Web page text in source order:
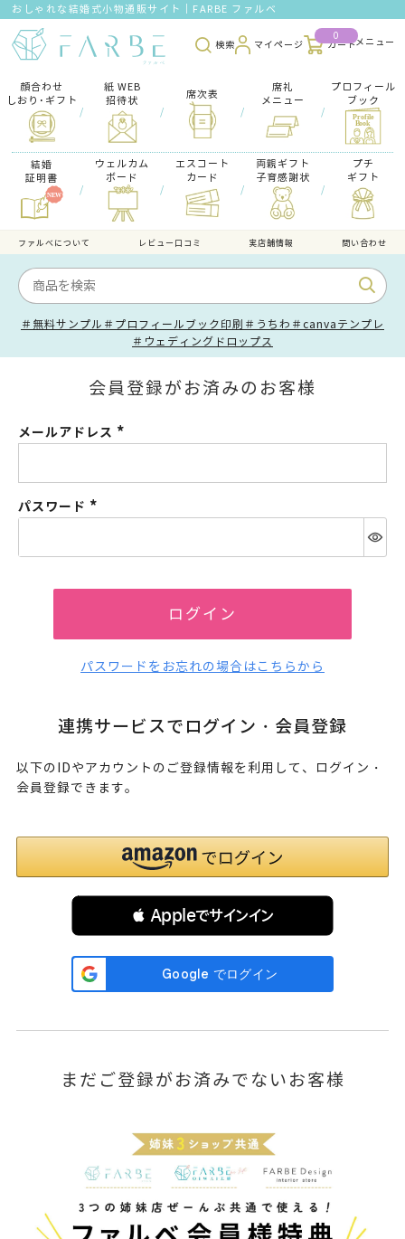
おしゃれな結婚式小物通販サイト｜FARBE ファルベ
検索 マイページ
0
カート
顔合わせ
しおり･ギフト
/
紙 WEB
招待状
/
席次表
/
席礼
メニュー
/
プロフィール
ブック
結婚
証明書
/
ウェルカム
ボード
/
エスコート
カード
/
両親ギフト
子育感謝状
/
プチ
ギフト
ファルべについて レビュー口コミ 実店舗情報 問い合わせ
＃無料サンプル ＃プロフィールブック印刷 ＃うちわ ＃canvaテンプレ
＃ウェディングドロップス
会員登録がお済みのお客様
メールアドレス
パスワード
ログイン
パスワードをお忘れの場合はこちらから
連携サービスでログイン・会員登録
以下のIDやアカウントのご登録情報を利用して、ログイン・
会員登録できます。
 Appleでサインイン
まだご登録がお済みでないお客様